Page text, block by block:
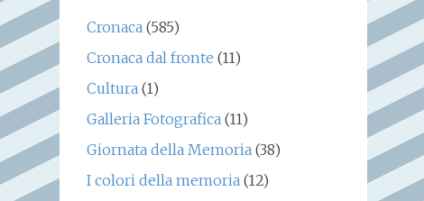
Cronaca(585)
Cronaca dal fronte (11)
Cultura(1)
Galleria Fotografica(11)
Giornata della Memoria(38)
I colori della memoria(12)